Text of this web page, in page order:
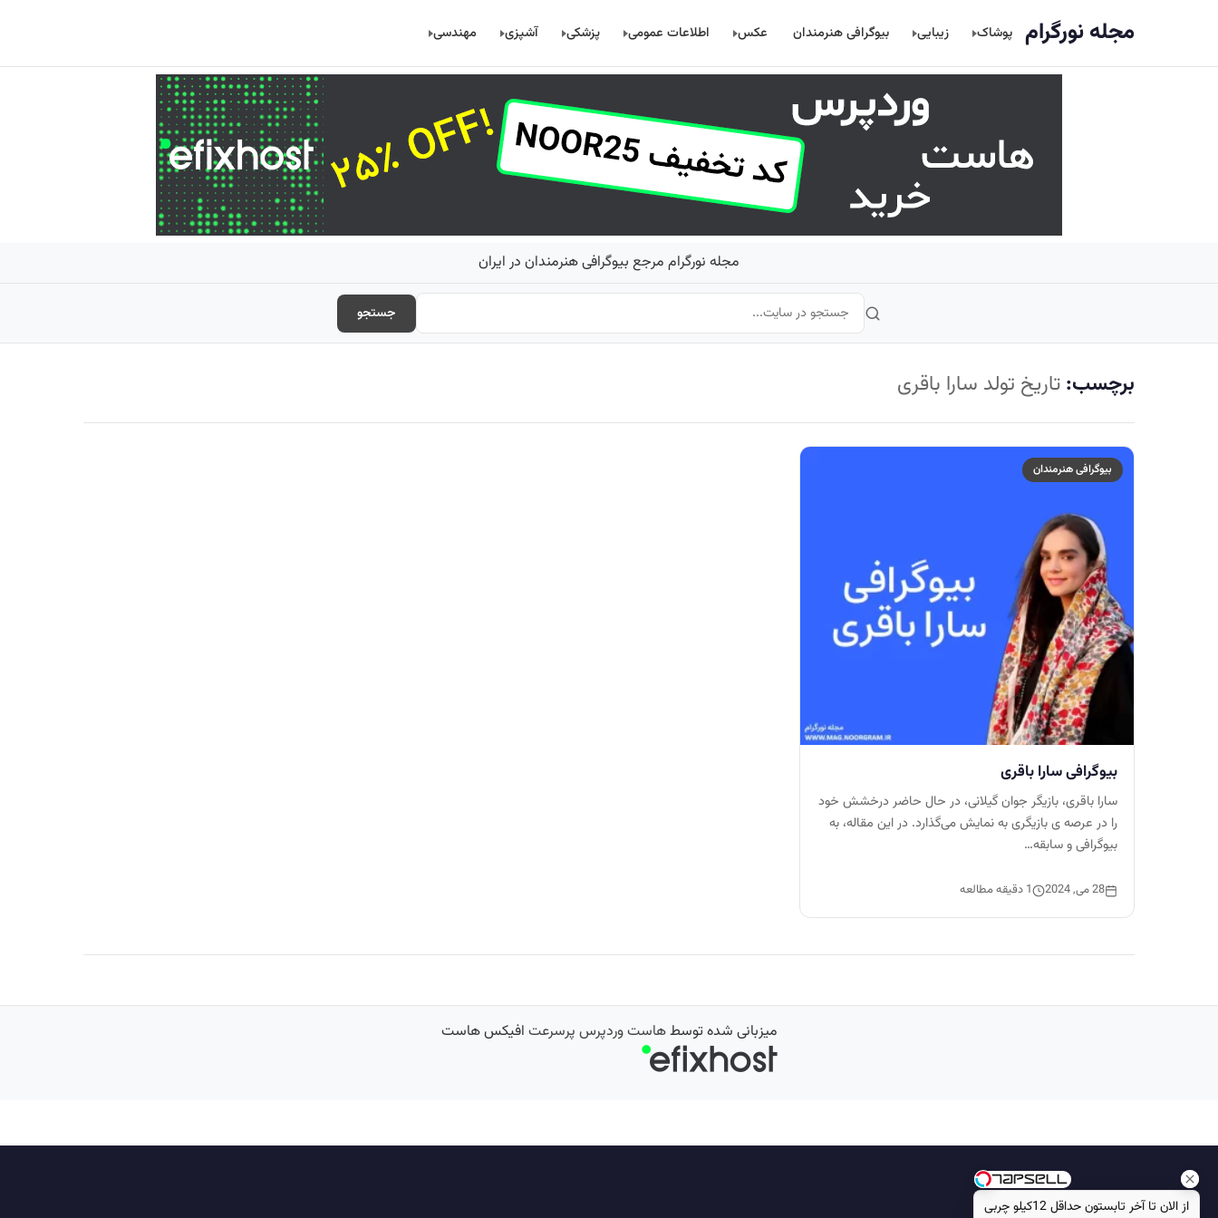
از الان تا آخر تابستون حداقل 12کیلو چربی
مجله نورگرام پوشاک زیبایی بیوگرافی هنرمندان عکس اطلاعات عمومی پزشکی آشپزی مهندسی
مجله نورگرام مرجع بیوگرافی هنرمندان در ایران
جستجو
برچسب: تاریخ تولد سارا باقری
بیوگرافی هنرمندان
بیوگرافی سارا باقری
سارا باقری، بازیگر جوان گیلانی، در حال حاضر درخشش خود
را در عرصه ی بازیگری به نمایش می‌گذارد. در این مقاله، به
بیوگرافی و سابقه…
28 می, 2024 1 دقیقه مطالعه
میزبانی شده توسطهاست وردپرس پرسرعت افیکس هاست